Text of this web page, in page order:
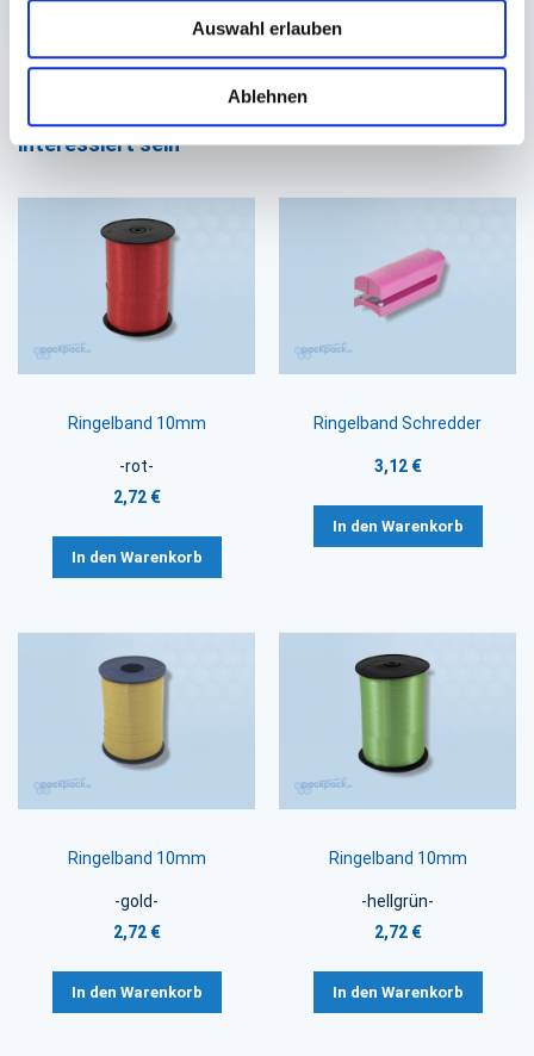
Auswahl erlauben
Ablehnen
Sie könnten auch an folgenden Artikeln
interessiert sein
Ringelband 10mm
-rot-
2,72 €
In den Warenkorb
Ringelband Schredder
3,12 €
In den Warenkorb
Ringelband 10mm
-gold-
2,72 €
In den Warenkorb
Ringelband 10mm
-hellgrün-
2,72 €
In den Warenkorb